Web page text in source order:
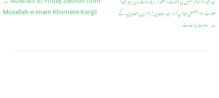
o
A
Post
Musallah-e-Imam Khomeini Kargil
حضرت ابو الفضل عباس ؐ اور سید ساجدین امام زین العابدینؐ، کے
ولادت با سعادت →